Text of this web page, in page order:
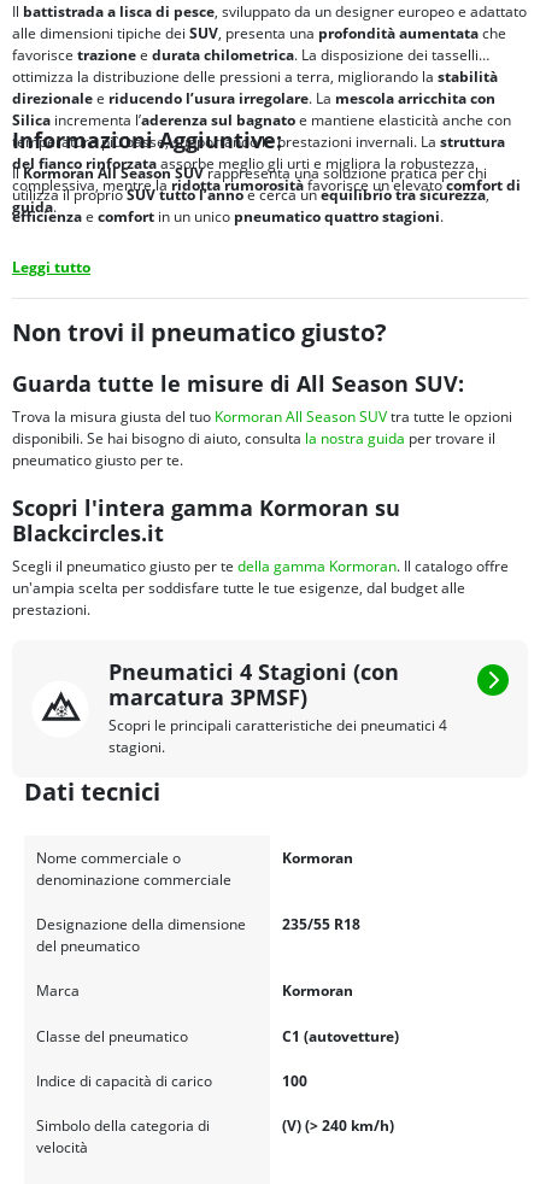
Il battistrada a lisca di pesce, sviluppato da un designer europeo e adattato
alle dimensioni tipiche dei SUV, presenta una profondità aumentatache
favorisce trazionee durata chilometrica. La disposizione dei tasselli
ottimizza la distribuzione delle pressioni a terra, migliorando la stabilità
direzionalee riducendo l’usura irregolare. La mescola arricchita con
Silica incrementa l’aderenza sul bagnatoe mantiene elasticità anche con
temperature più basse, supportando le prestazioni invernali. La struttura
del fianco rinforzataassorbe meglio gli urti e migliora la robustezza
complessiva, mentre laridotta rumorositàfavorisce un elevatocomfort di
guida.
Informazioni Aggiuntive:
IlKormoran All Season SUVrappresenta una soluzione pratica per chi
utilizza il proprioSUV tutto l’annoe cerca unequilibrio trasicurezza,
efficienzae comfort in un unico pneumatico quattro stagioni.
Leggi tutto
Non trovi il pneumatico giusto?
Guarda tutte le misure di All Season SUV:
Trova la misura giusta del tuo Kormoran All Season SUVtra tutte le opzioni
disponibili. Se hai bisogno di aiuto, consulta la nostra guida per trovare il
pneumatico giusto per te.
Scopri l'intera gamma Kormoran su
Blackcircles.it
Scegli il pneumatico giusto per te della gamma Kormoran. Il catalogo offre
un'ampia scelta per soddisfare tutte le tue esigenze, dal budget alle
prestazioni.
Pneumatici 4 Stagioni (con
marcatura 3PMSF)
Scopri le principali caratteristiche dei pneumatici 4
stagioni.
Dati tecnici
Nome commerciale o
denominazione commerciale
Kormoran
Designazione della dimensione
del pneumatico
235/55 R18
Marca Kormoran
Classe del pneumatico C1 (autovetture)
Indice di capacità di carico 100
Simbolo della categoria di
velocità
(V) (> 240 km/h)